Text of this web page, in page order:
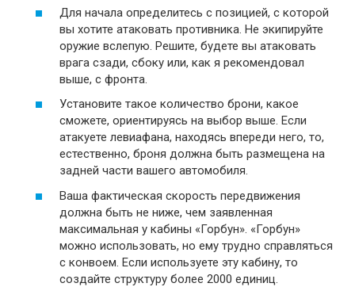
Для начала определитесь с позицией, с которой
вы хотите атаковать противника. Не экипируйте
оружие вслепую. Решите, будете вы атаковать
врага сзади, сбоку или, как я рекомендовал
выше, с фронта.
Установите такое количество брони, какое
сможете, ориентируясь на выбор выше. Если
атакуете левиафана, находясь впереди него, то,
естественно, броня должна быть размещена на
задней части вашего автомобиля.
Ваша фактическая скорость передвижения
должна быть не ниже, чем заявленная
максимальная у кабины «Горбун». «Горбун»
можно использовать, но ему трудно справляться
с конвоем. Если используете эту кабину, то
создайте структуру более 2000 единиц.